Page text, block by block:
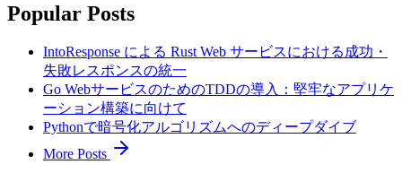
Popular Posts
IntoResponse による Rust Web サービスにおける成功・
失敗レスポンスの統一
Go WebサービスのためのTDDの導入：堅牢なアプリケ
ーション構築に向けて
Pythonで暗号化アルゴリズムへのディープダイブ
More Posts